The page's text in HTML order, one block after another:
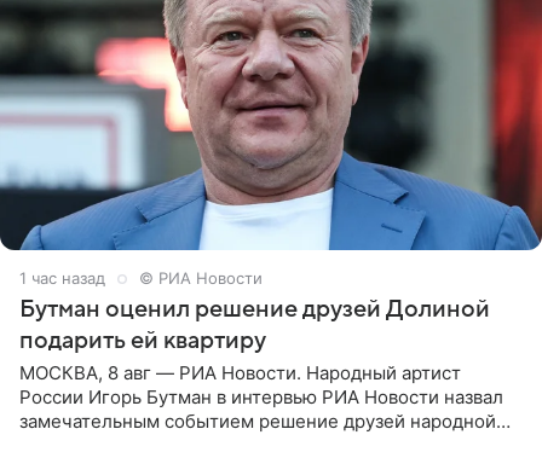
1 час назад © РИА Новости
Бутман оценил решение друзей Долиной
подарить ей квартиру
МОСКВА, 8 авг — РИА Новости. Народный артист
России Игорь Бутман в интервью РИА Новости назвал
замечательным событием решение друзей народной